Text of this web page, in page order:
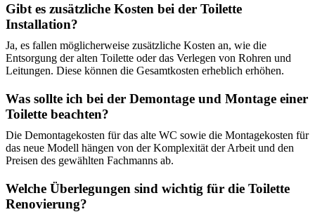
Gibt es zusätzliche Kosten bei der Toilette
Installation?
Ja, es fallen möglicherweise zusätzliche Kosten an, wie die
Entsorgung der alten Toilette oder das Verlegen von Rohren und
Leitungen. Diese können die Gesamtkosten erheblich erhöhen.
Was sollte ich bei der Demontage und Montage einer
Toilette beachten?
Die Demontagekosten für das alte WC sowie die Montagekosten für
das neue Modell hängen von der Komplexität der Arbeit und den
Preisen des gewählten Fachmanns ab.
Welche Überlegungen sind wichtig für die Toilette
Renovierung?